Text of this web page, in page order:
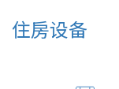
住房设备